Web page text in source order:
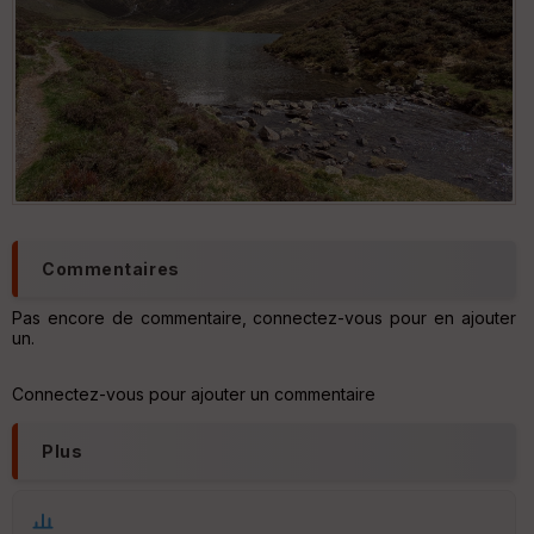
St
re
et
Vi
e
w
Commentaires
Pas encore de commentaire, connectez-vous pour en ajouter
un.
Connectez-vous pour ajouter un commentaire
Plus